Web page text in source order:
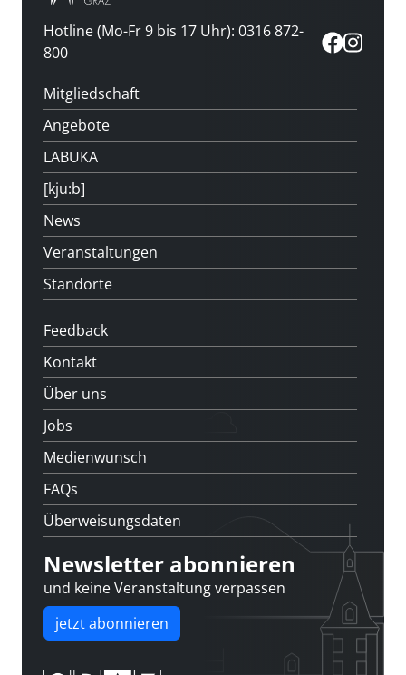
Hotline (Mo-Fr 9 bis 17 Uhr): 0316 872-
800
Mitgliedschaft
Angebote
LABUKA
[kju:b]
News
Veranstaltungen
Standorte
Feedback
Kontakt
Über uns
Jobs
Medienwunsch
FAQs
Überweisungsdaten
Newsletter abonnieren
und keine Veranstaltung verpassen
jetzt abonnieren